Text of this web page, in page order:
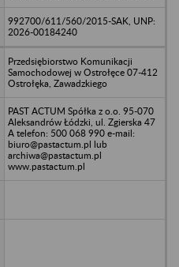
992700/611/560/2015-SAK, UNP:
2026-00184240
Przedsiębiorstwo Komunikacji
Samochodowej w Ostrołęce 07-412
Ostrołęka, Zawadzkiego
PAST ACTUM Spółka z o.o. 95-070
Aleksandrów Łódzki, ul. Zgierska 47
A telefon: 500 068 990 e-mail:
biuro@pastactum.pl lub
archiwa@pastactum.pl
www.pastactum.pl